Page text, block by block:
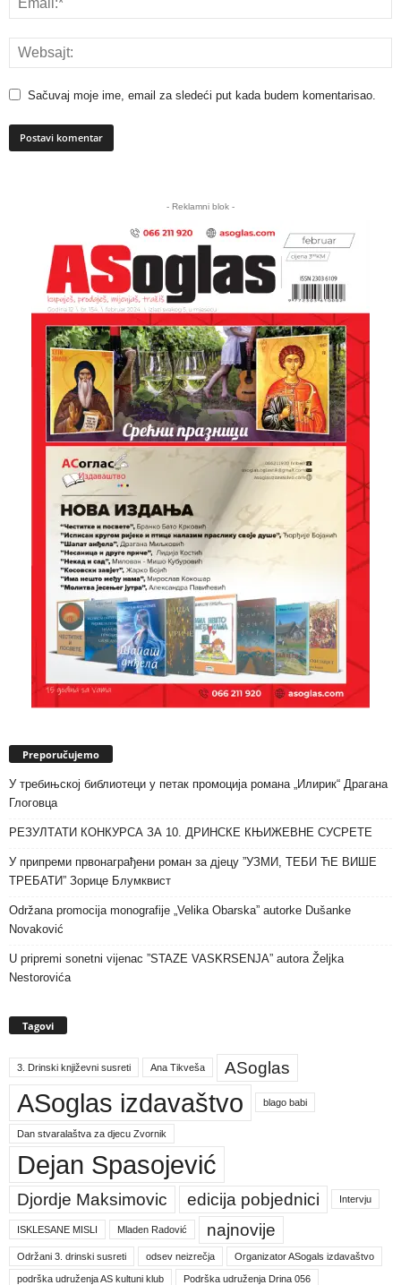
Sačuvaj moje ime, email za sledeći put kada budem komentarisao.
- Reklamni blok -
Preporučujemo
У требињској библиотеци у петак промоција романа „Илирик“ Драгана
Глоговца
РЕЗУЛТАТИ КОНКУРСА ЗА 10. ДРИНСКЕ КЊИЖЕВНЕ СУСРЕТЕ
У припреми првонаграђени роман за дјецу ”УЗМИ, ТЕБИ ЋЕ ВИШЕ
ТРЕБАТИ” Зорице Блумквист
Održana promocija monografije „Velika Obarska” autorke Dušanke
Novaković
U pripremi sonetni vijenac ”STAZE VASKRSENJA” autora Željka
Nestorovića
Tagovi
3. Drinski književni susreti Ana Tikveša ASoglas
ASoglas izdavaštvo blago babi
Dan stvaralaštva za djecu Zvornik
Dejan Spasojević
Djordje Maksimovic edicija pobjednici Intervju
ISKLESANE MISLI Mladen Radović najnovije
Održani 3. drinski susreti odsev neizrečja Organizator ASogals izdavaštvo
podrška udruženja AS kultuni klub Podrška udruženja Drina 056